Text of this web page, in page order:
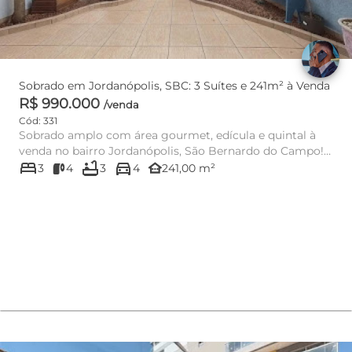
Sobrado em Jordanópolis, SBC: 3 Suítes e 241m² à Venda
R$ 990.000 /venda
Cód: 331
Sobrado amplo com área gourmet, edícula e quintal à
venda no bairro Jordanópolis, São Bernardo do Campo!
Com 241m² de á...
bed3 4 bathtub3 directions_car4 other_houses241,00 m²